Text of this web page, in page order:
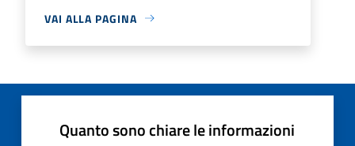
VAI ALLA PAGINA
Quanto sono chiare le informazioni